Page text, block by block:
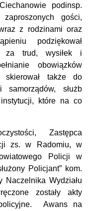
podinsp.
gości,
z rodzinami oraz
podziękował
za trud, wysiłek i
obowiązków
skierował także do
samorządów, służb
które na co
Zastępca
zs. w Radomiu, w
Policji w
Policjant” kom.
Naczelnika Wydziału
zostały akty
Awans na